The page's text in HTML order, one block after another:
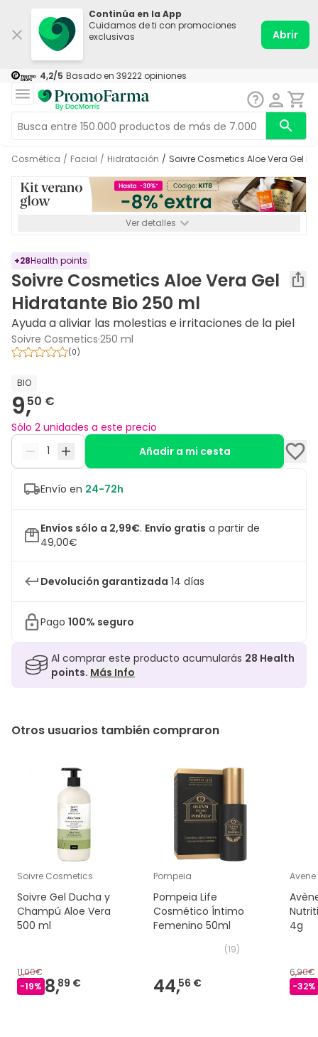
Continúa en la App
Cuidamos de ti con promociones
exclusivas
Abrir
4,2/5 Basado en 39222 opiniones
Cosmética / Facial / Hidratación / Soivre Cosmetics Aloe Vera Gel
Ver detalles
+28Health points
Soivre Cosmetics Aloe Vera Gel
Hidratante Bio 250 ml
Ayuda a aliviar las molestias e irritaciones de la piel
Soivre Cosmetics·250 ml
(0)
BIO
9,50 €
Sólo 2 unidades a este precio
Añadir a mi cesta
Envío en 24-72h
Envíos sólo a 2,99€. Envío gratis a partir de
49,00€
Devolución garantizada 14 días
Pago 100% seguro
Al comprar este producto acumularás 28 Health
points. Más Info
Otros usuarios también compraron
Soivre Cosmetics
Soivre Gel Ducha y
Champú Aloe Vera
500 ml
11,00€
-19% 8,89 €
Pompeia
Pompeia Life
Cosmético Íntimo
Femenino 50ml
(19)
44,56 €
Avene
4g
6,90€
-32%